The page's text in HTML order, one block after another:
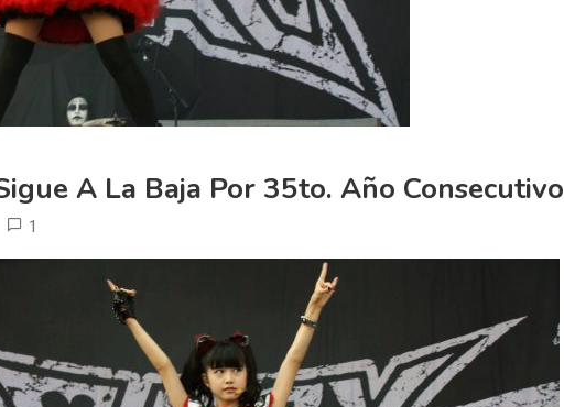
A La Baja Por 35to. Año Consecutivo
1